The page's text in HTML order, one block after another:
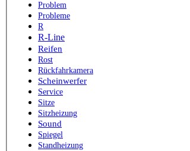
Problem
Probleme
R
R-Line
Reifen
Rost
Rückfahrkamera
Scheinwerfer
Service
Sitze
Sitzheizung
Sound
Spiegel
Standheizung